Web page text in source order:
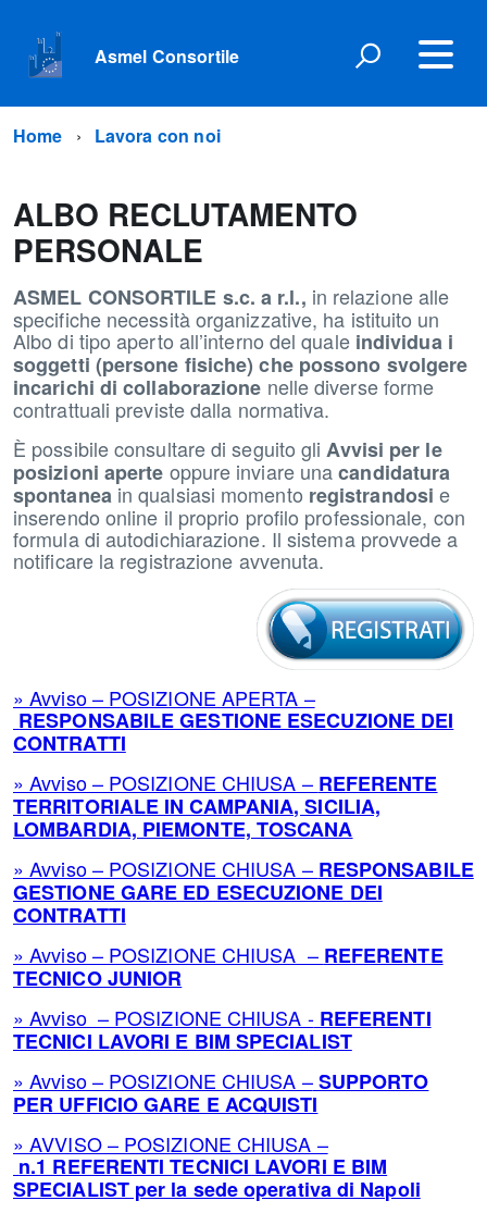
Asmel Consortile
Home Lavora con noi
ALBO RECLUTAMENTO
PERSONALE
ASMEL CONSORTILE s.c. a r.l., in relazione alle
specifiche necessità organizzative, ha istituito un
Albo di tipo aperto all’interno del quale individua i
soggetti (persone fisiche) che possono svolgere
incarichi di collaborazione nelle diverse forme
contrattuali previste dalla normativa.
È possibile consultare di seguito gli Avvisi per le
posizioni aperte oppure inviare unacandidatura
spontaneain qualsiasi momento registrandosi e
inserendo online il proprio profilo professionale, con
formula di autodichiarazione. Il sistema provvede a
notificare la registrazione avvenuta.
» Avviso – POSIZIONE APERTA –
RESPONSABILE GESTIONE ESECUZIONE DEI
CONTRATTI
» Avviso – POSIZIONE CHIUSA – REFERENTE
TERRITORIALE IN CAMPANIA, SICILIA,
LOMBARDIA, PIEMONTE, TOSCANA
» Avviso – POSIZIONE CHIUSA – RESPONSABILE
GESTIONE GARE ED ESECUZIONE DEI
CONTRATTI
» Avviso – POSIZIONE CHIUSA – REFERENTE
TECNICO JUNIOR
» Avviso – POSIZIONE CHIUSA -REFERENTI
TECNICI LAVORI E BIM SPECIALIST
» Avviso – POSIZIONE CHIUSA –SUPPORTO
PER UFFICIO GARE E ACQUISTI
» AVVISO – POSIZIONE CHIUSA –
n.1 REFERENTI TECNICI LAVORI E BIM
SPECIALIST per la sede operativa di Napoli